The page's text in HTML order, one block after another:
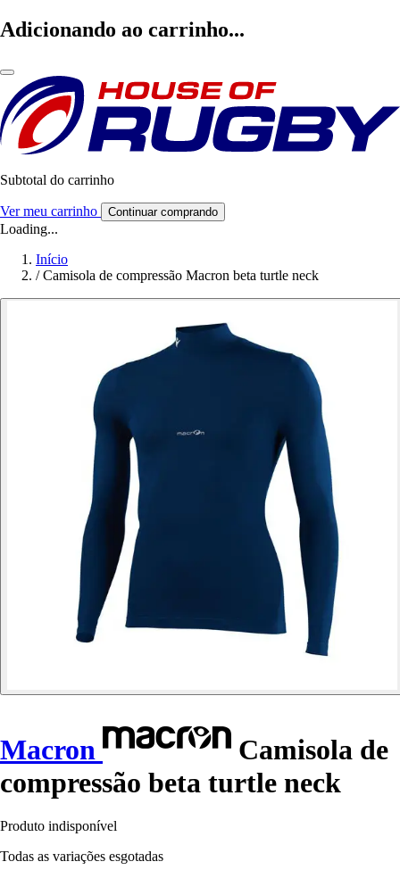
Adicionando ao carrinho...
Subtotal do carrinho
Ver meu carrinho Continuar comprando
Loading...
Início
/ Camisola de compressão Macron beta turtle neck
Macron
Camisola de
compressão beta turtle neck
Produto indisponível
Todas as variações esgotadas